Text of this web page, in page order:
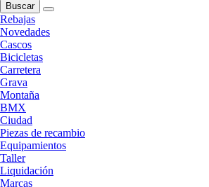
Buscar
Rebajas
Novedades
Cascos
Bicicletas
Carretera
Grava
Montaña
BMX
Ciudad
Piezas de recambio
Equipamientos
Taller
Liquidación
Marcas